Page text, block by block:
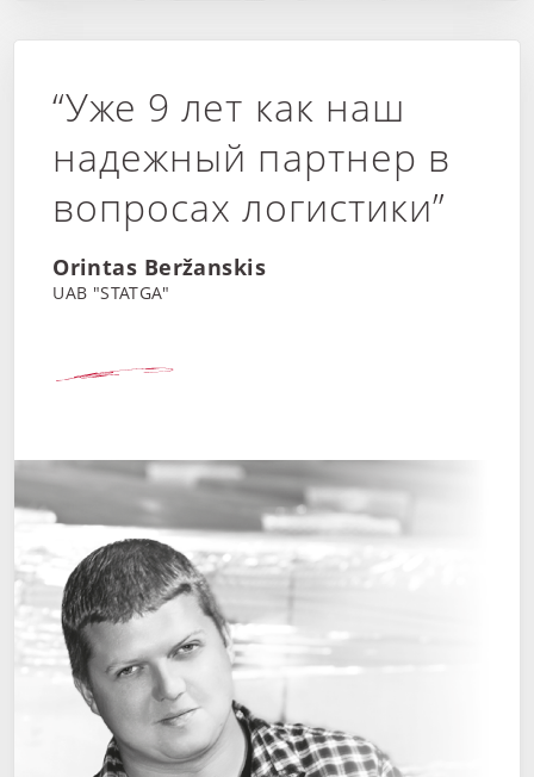
“Уже 9 лет как наш
надежный партнер в
вопросах логистики”
Orintas Beržanskis
UAB "STATGA"